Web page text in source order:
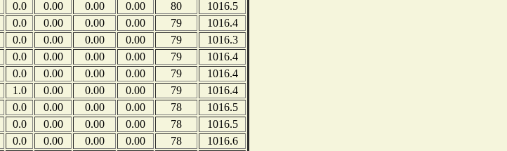
0.0 0.00 0.00 0.00 80
1016.5
0.0 0.00 0.00 0.00 79
1016.4
0.0 0.00 0.00 0.00 79
1016.3
0.0 0.00 0.00 0.00 79
1016.4
0.0 0.00 0.00 0.00 79
1016.4
1.0 0.00 0.00 0.00 79
1016.4
0.0 0.00 0.00 0.00 78
1016.5
0.0 0.00 0.00 0.00 78
1016.5
0.0 0.00 0.00 0.00 78
1016.6